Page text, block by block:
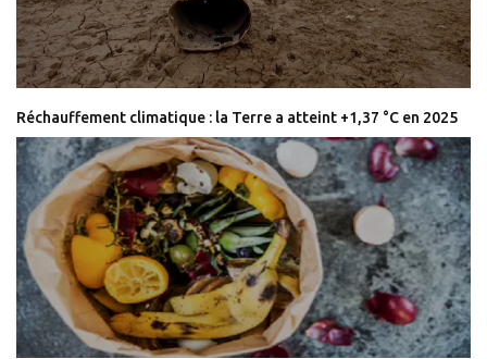
Réchauffement climatique : la Terre a atteint +1,37 °C en 2025